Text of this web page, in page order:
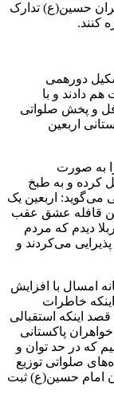
حسین(ع) تدارک
کنند.
دورهمی
دادند و با
و پخش صلواتی
اربعین
به صورت
کرده و به طبخ
می‌گوید: اربعین یک
قافله عشق عقب
دیدم که مردم
می‌کردند و
امسال با افزایش
خاطرات
قصد اینکه استقبالی
پاکستانی
که در حد توان و
صلواتی توزیع
امام حسین(ع) ثبت